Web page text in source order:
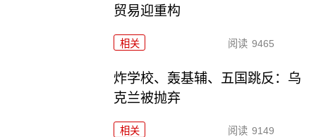
贸易迎重构
相关 阅读 9465
炸学校、轰基辅、五国跳反：乌
克兰被抛弃
相关 阅读 9149